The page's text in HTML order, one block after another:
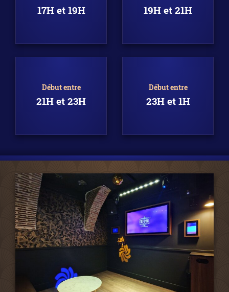
17H et 19H 19H et 21H
Début entre
21H et 23H
Début entre
23H et 1H